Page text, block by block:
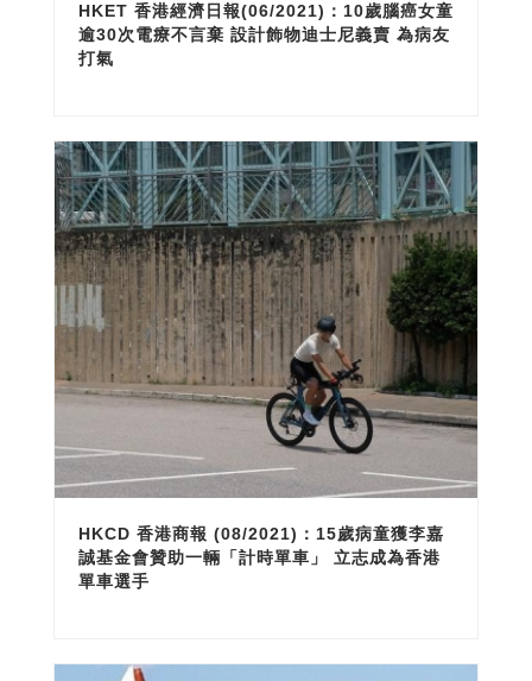
HKET 香港經濟日報(06/2021)：10歲腦癌女童
逾30次電療不言棄 設計飾物迪士尼義賣 為病友
打氣
HKCD 香港商報 (08/2021)：15歲病童獲李嘉
誠基金會贊助一輛「計時單車」 立志成為香港
單車選手